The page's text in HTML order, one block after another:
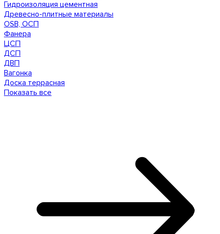
Гидроизоляция цементная
Древесно-плитные материалы
OSB, ОСП
Фанера
ЦСП
ДСП
ДВП
Вагонка
Доска террасная
Показать все